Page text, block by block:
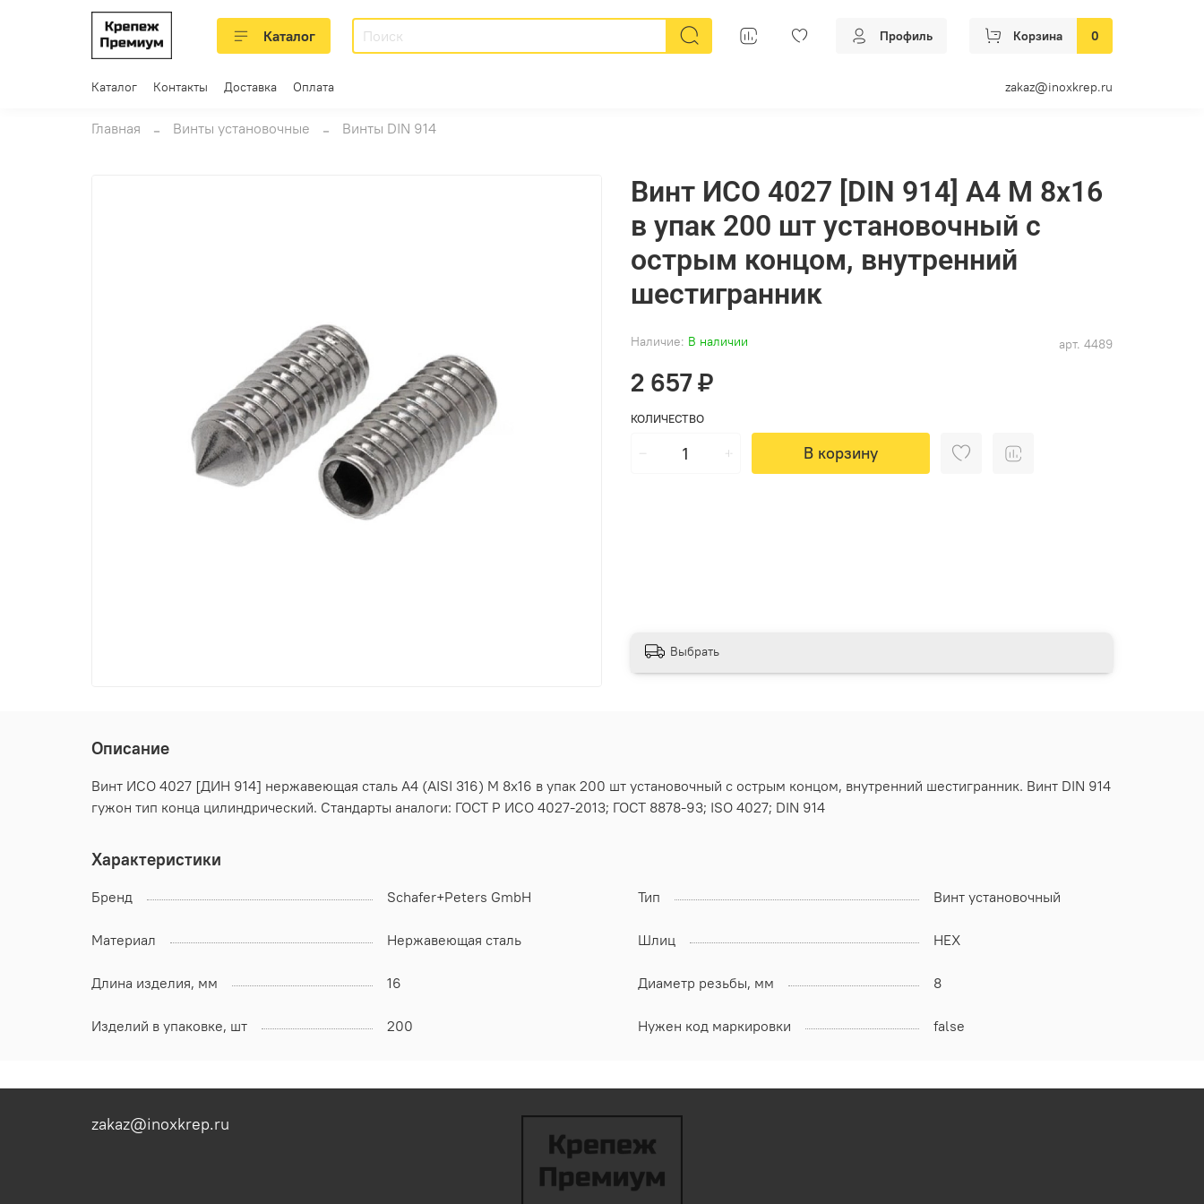
Каталог Профиль Корзина 0
Каталог Контакты Доставка Оплата zakaz@inoxkrep.ru
Главная Винты установочные Винты DIN 914
арт. 4489
Наличие: В наличии
Винт ИСО 4027 [DIN 914] А4 M 8х16
в упак 200 шт установочный с
острым концом, внутренний
шестигранник
2 657 ₽
КОЛИЧЕСТВО
В корзину
Выбрать
Описание
Винт ИСО 4027 [ДИН 914] нержавеющая сталь А4 (AISI 316) M 8х16 в упак 200 шт установочный с острым концом, внутренний шестигранник. Винт DIN 914
гужон тип конца цилиндрический. Стандарты аналоги: ГОСТ Р ИСО 4027-2013; ГОСТ 8878-93; ISO 4027; DIN 914
Характеристики
Бренд Schafer+Peters GmbH Тип Винт установочный
Материал Нержавеющая сталь Шлиц HEX
Длина изделия, мм 16 Диаметр резьбы, мм 8
Изделий в упаковке, шт 200 Нужен код маркировки false
zakaz@inoxkrep.ru